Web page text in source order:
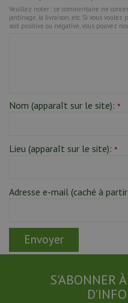
Veuillez noter : ce commentaire ne
jardinage, la livraison, etc. Si vous
soit positive ou négative, vous pouvez
Nom (apparaît sur le site): *
Lieu (apparaît sur le site): *
Adresse e-mail (caché à
S'ABONNER